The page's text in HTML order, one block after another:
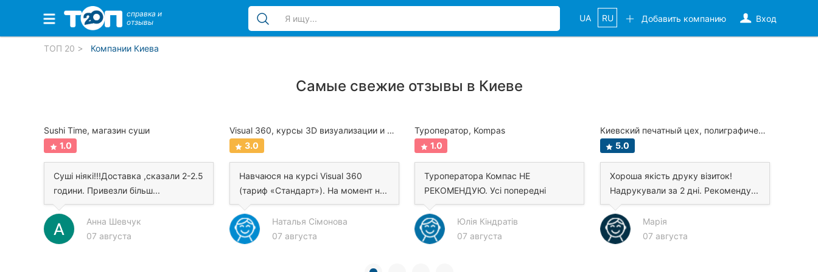
Избранные компании
Частные клиники
Ветеринарные клиники
Автошколы
Рестораны
справка и
отзывы
Вход
Добавить компанию
UA RU
ТОП 20 Компании Киева
Самые свежие отзывы в Киеве
Sushi Time, магазин суши
1.0
Суші ніякі!!!Доставка ,сказали 2-2.5
години. Привезли більш...
Анна Шевчук
07 августа
Visual 360, курсы 3D визуализации и 3D моделирования
3.0
Навчаюся на курсі Visual 360
(тариф «Стандарт»). На момент н...
Наталья Сімонова
07 августа
Туроператор, Kompas
1.0
Туроператора Компас НЕ
РЕКОМЕНДУЮ. Усі попередні
негативні в...
Юлія Кіндратів
07 августа
Киевский печатный цех, полиграфические услуги
5.0
Хороша якість друку візиток!
Надрукували за 2 дні. Рекоменду...
Марія
07 августа